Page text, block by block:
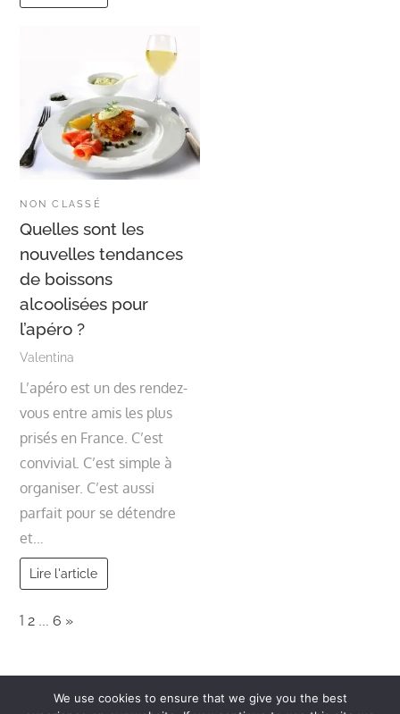
NON CLASSÉ
Quelles sont les
nouvelles tendances
de boissons
alcoolisées pour
l’apéro ?
Valentina
L’apéro est un des rendez-
vous entre amis les plus
prisés en France. C’est
convivial. C’est simple à
organiser. C’est aussi
parfait pour se détendre
et…
Lire l'article
Page:
1 2 … 6 Next
»
We use cookies to ensure that we give you the best